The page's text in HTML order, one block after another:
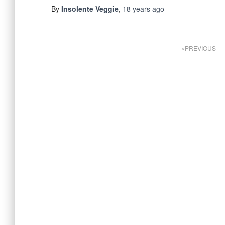
By Insolente Veggie, 18 years ago
PREVIOUS